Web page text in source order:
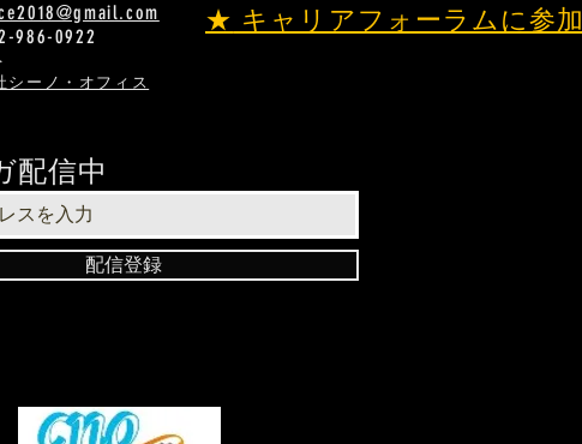
986-0922
シーノ・オフィス
★ キャリアフォーラムに参加
配信中
配信登録